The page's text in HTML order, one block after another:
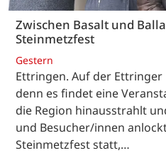
Zwischen Basalt und
Steinmetzfest
Gestern
Ettringen. Auf der Ettringer
denn es findet eine
die Region hinausstrahlt
und Besucher/innen
Steinmetzfest statt,…